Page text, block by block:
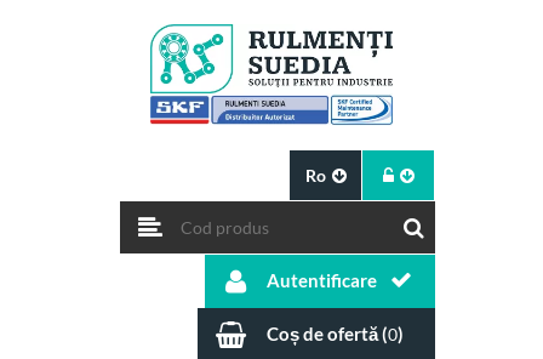
Ro
Autentificare
Coș de ofertă (0)